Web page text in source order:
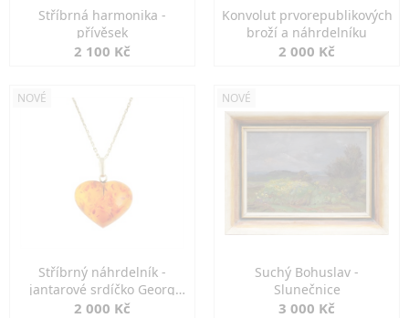
Stříbrná harmonika -
přívěsek
2 100 Kč
Konvolut prvorepublikových
broží a náhrdelníku
2 000 Kč
NOVÉ
Stříbrný náhrdelník -
jantarové srdíčko Georg
Kramer
2 000 Kč
NOVÉ
Suchý Bohuslav -
Slunečnice
3 000 Kč